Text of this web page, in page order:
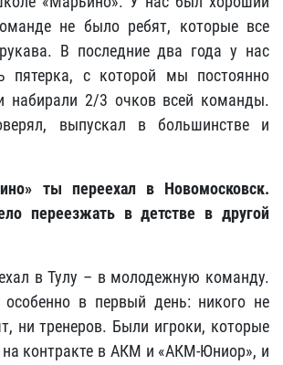
не было ребят, которые все
В последние два года у нас
пятерка, с которой мы постоянно
набирали 2/3 очков всей команды.
выпускал в большинстве и
ты переехал в Новомосковск.
переезжать в детстве в другой
в Тулу – в молодежную команду.
особенно в первый день: никого не
ни тренеров. Были игроки, которые
на контракте в АКМ и «АКМ-Юниор», и